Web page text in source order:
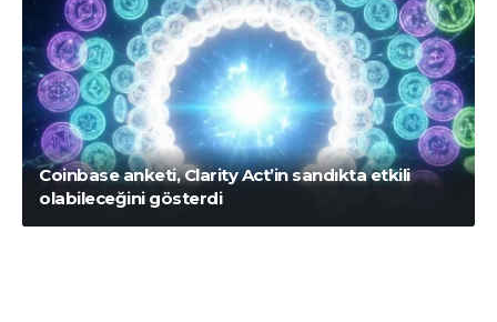
Coinbase anketi, Clarity Act’in sandıkta etkili
olabileceğini gösterdi